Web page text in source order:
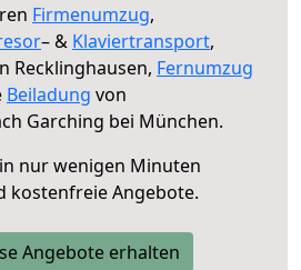
Firmenumzug,
– & Klaviertransport,
Recklinghausen, Fernumzug
Beiladung von
Garching bei München.
in nur wenigen Minuten
kostenfreie Angebote.
Angebote erhalten